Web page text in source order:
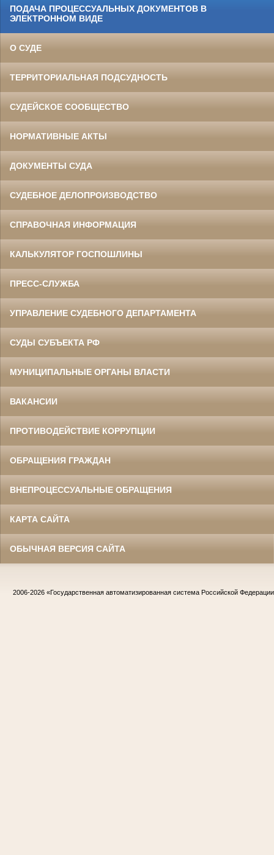
ПОДАЧА ПРОЦЕССУАЛЬНЫХ ДОКУМЕНТОВ В
ЭЛЕКТРОННОМ ВИДЕ
О СУДЕ
ТЕРРИТОРИАЛЬНАЯ ПОДСУДНОСТЬ
СУДЕЙСКОЕ СООБЩЕСТВО
НОРМАТИВНЫЕ АКТЫ
ДОКУМЕНТЫ СУДА
СУДЕБНОЕ ДЕЛОПРОИЗВОДСТВО
СПРАВОЧНАЯ ИНФОРМАЦИЯ
КАЛЬКУЛЯТОР ГОСПОШЛИНЫ
ПРЕСС-СЛУЖБА
УПРАВЛЕНИЕ СУДЕБНОГО ДЕПАРТАМЕНТА
СУДЫ СУБЪЕКТА РФ
МУНИЦИПАЛЬНЫЕ ОРГАНЫ ВЛАСТИ
ВАКАНСИИ
ПРОТИВОДЕЙСТВИЕ КОРРУПЦИИ
ОБРАЩЕНИЯ ГРАЖДАН
ВНЕПРОЦЕССУАЛЬНЫЕ ОБРАЩЕНИЯ
КАРТА САЙТА
ОБЫЧНАЯ ВЕРСИЯ САЙТА
2006-2026 «Государственная автоматизированная система Российской